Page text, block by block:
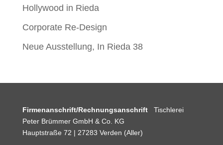
Hollywood in Rieda
Corporate Re-Design
Neue Ausstellung, In Rieda 38
Firmenanschrift/Rechnungsanschrift Tischlerei
Peter Brümmer GmbH & Co. KG
Hauptstraße 72 | 27283 Verden (Aller)